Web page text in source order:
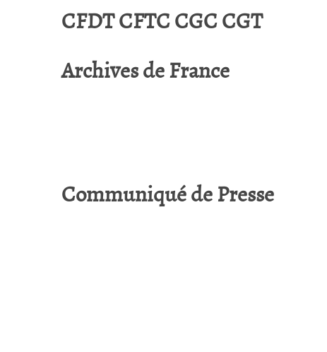
CFDT CFTC CGC CGT
Archives de France
Communiqué de Presse